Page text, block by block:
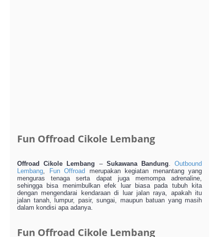
Fun Offroad Cikole Lembang
Offroad Cikole Lembang – Sukawana Bandung.Outbound
Lembang, Fun Offroad merupakan kegiatan menantang yang
menguras tenaga serta dapat juga memompa adrenaline,
sehingga bisa menimbulkan efek luar biasa pada tubuh kita
dengan mengendarai kendaraan di luar jalan raya, apakah itu
jalan tanah, lumpur, pasir, sungai, maupun batuan yang masih
dalam kondisi apa adanya.
Fun Offroad Cikole Lembang